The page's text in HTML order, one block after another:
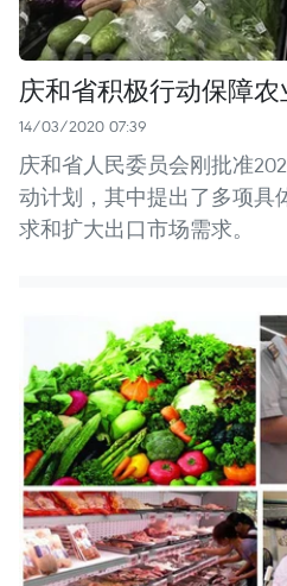
庆和省积极行动保障
14/03/2020 07:39
庆和省人民委员会刚批准
动计划，其中提出了多项具
求和扩大出口市场需求。